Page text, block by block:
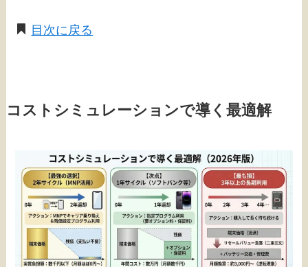
目次に戻る
コストシミュレーションで導く最適解